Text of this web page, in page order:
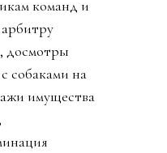
команд и
собаками на
имущества